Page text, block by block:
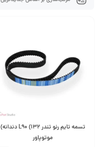
تسمه تایم رنو تندر L90 (132 دندانه)
موتوپاور